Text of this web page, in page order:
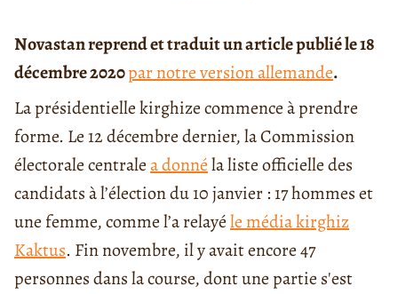
Novastan reprend et traduit un article publié le 18
décembre 2020par notre version allemande.
La présidentielle kirghize commence à prendre
forme. Le 12 décembre dernier, la Commission
électorale centralea donnéla liste officielle des
candidats à l’élection du 10 janvier : 17 hommes et
une femme, comme l’a relayéle média kirghiz
Kaktus. Fin novembre, il y avait encore 47
personnes dans la course, dont une partie s'est